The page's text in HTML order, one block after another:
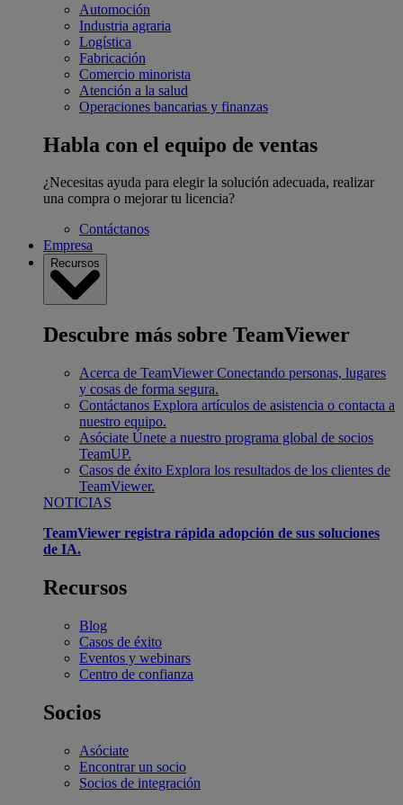
Automoción
Industria agraria
Logística
Fabricación
Comercio minorista
Atención a la salud
Operaciones bancarias y finanzas
Habla con el equipo de ventas
¿Necesitas ayuda para elegir la solución adecuada, realizar
una compra o mejorar tu licencia?
Contáctanos
Empresa
Recursos
Descubre más sobre TeamViewer
Acerca de TeamViewer Conectando personas, lugares
y cosas de forma segura.
Contáctanos Explora artículos de asistencia o contacta a
nuestro equipo.
Asóciate Únete a nuestro programa global de socios
TeamUP.
Casos de éxito Explora los resultados de los clientes de
TeamViewer.
NOTICIAS
TeamViewer registra rápida adopción de sus soluciones
de IA.
Recursos
Blog
Casos de éxito
Eventos y webinars
Centro de confianza
Socios
Asóciate
Encontrar un socio
Socios de integración